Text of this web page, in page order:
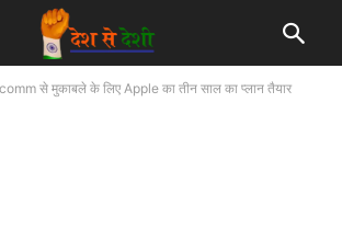
से मुकाबले के लिए Apple का तीन साल का प्लान तैयार